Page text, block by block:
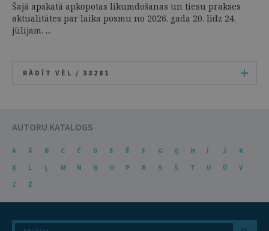
Šajā apskatā apkopotas likumdošanas un tiesu prakses
aktualitātes par laika posmu no 2026. gada 20. līdz 24.
jūlijam. ...
RĀDĪT VĒL / 33281
AUTORU KATALOGS
A Ā B C Č D E Ē F G Ģ H I J
K
Ķ
L Ļ M N Ņ O P R S Š T U Ū
V
Z
Ž